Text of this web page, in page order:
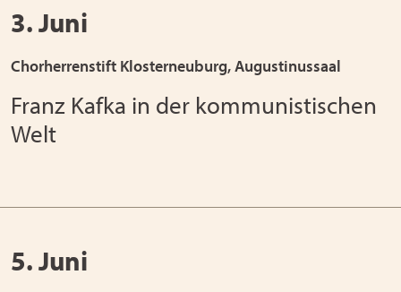
3. Juni
Chorherrenstift Klosterneuburg, Augustinussaal
Franz Kafka in der kommunistischen
Welt
5. Juni